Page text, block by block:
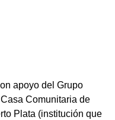
apoyo del Grupo
Comunitaria de
Plata (institución que